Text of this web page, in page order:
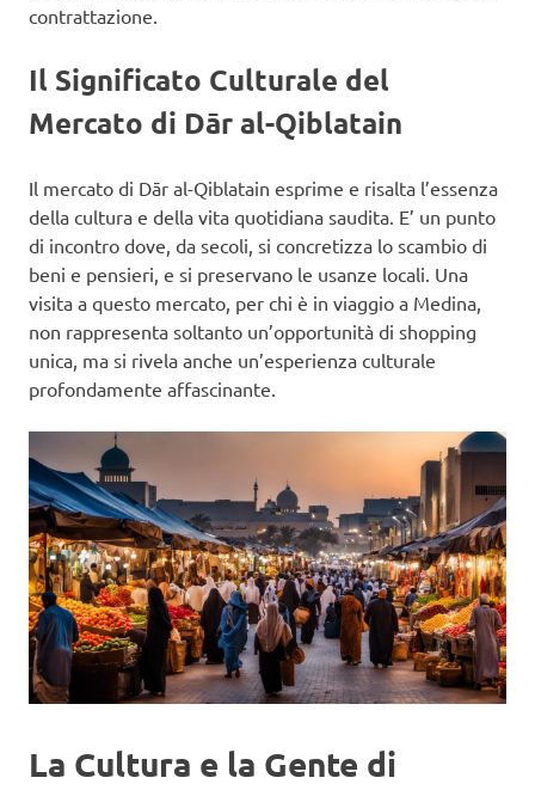
contrattazione.
Il Significato Culturale del
Mercato di Dār al-Qiblatain
Il mercato di Dār al-Qiblatain esprime e risalta l’essenza
della cultura e della vita quotidiana saudita. E’ un punto
di incontro dove, da secoli, si concretizza lo scambio di
beni e pensieri, e si preservano le usanze locali. Una
visita a questo mercato, per chi è in viaggio a Medina,
non rappresenta soltanto un’opportunità di shopping
unica, ma si rivela anche un’esperienza culturale
profondamente affascinante.
La Cultura e la Gente di